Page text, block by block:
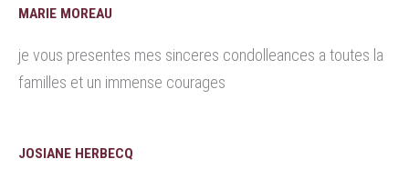
MARIE MOREAU
je vous presentes mes sinceres condolleances a toutes la
familles et un immense courages
JOSIANE HERBECQ